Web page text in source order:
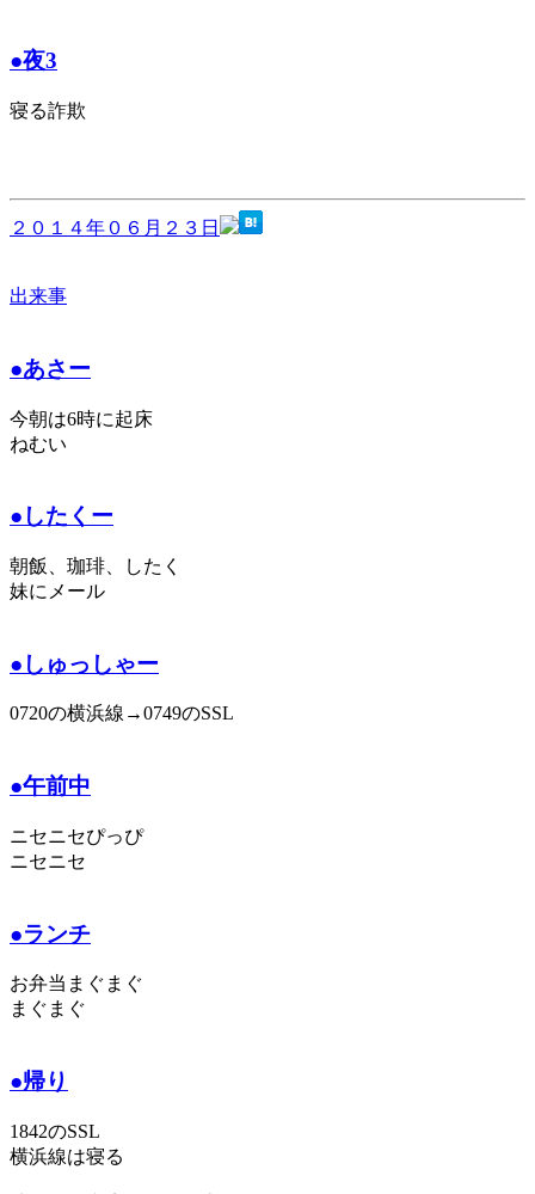
●夜3
寝る詐欺
２０１４年０６月２３日
出来事
●あさー
今朝は6時に起床
ねむい
●したくー
朝飯、珈琲、したく
妹にメール
●しゅっしゃー
0720の横浜線→0749のSSL
●午前中
ニセニセぴっぴ
ニセニセ
●ランチ
お弁当まぐまぐ
まぐまぐ
●帰り
1842のSSL
横浜線は寝る